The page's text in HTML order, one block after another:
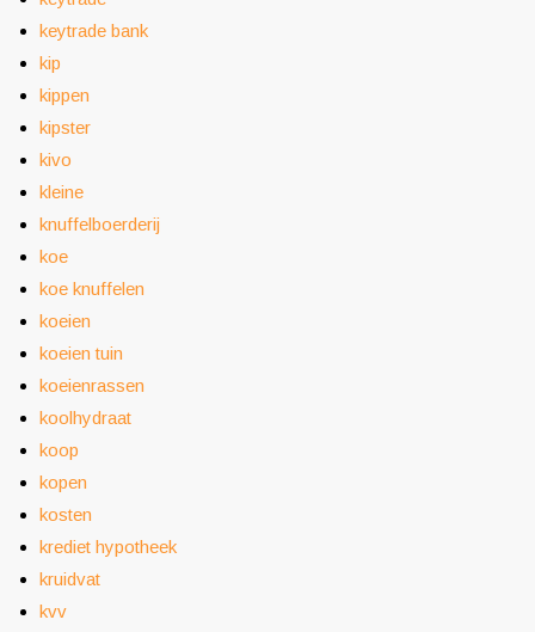
keytrade bank
kip
kippen
kipster
kivo
kleine
knuffelboerderij
koe
koe knuffelen
koeien
koeien tuin
koeienrassen
koolhydraat
koop
kopen
kosten
krediet hypotheek
kruidvat
kvv